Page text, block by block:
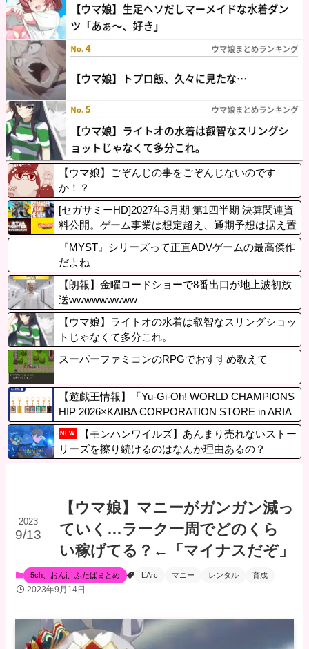
【ウマ娘】ごぞんじの事をごぞんじないのです
か！？
[セガサミーHD]2027年3月期 第1四半期 決算関連資
料公開。ゲーム事業は想定超え、通期予想は据え置
き
『MYST』シリーズって正直ADVゲームの最高傑作
だよね
【朗報】金曜ロードショーで8番出口が地上波初放
送wwwwwwwww
【ウマ娘】ライトオの水着は叡智なスリングショッ
トじゃなくて多分これ。
スーパーファミコンのRPGでおすすめ教えて
【遊戯王情報】「Yu-Gi-Oh! WORLD CHAMPIONS
HIP 2026×KAIBA CORPORATION STORE in ARIA
KE」販売グッズ公開！
NEW
【モンハンワイルズ】あんまり売れないストー
リーズを擦り続けるのはなんか理由あるの？
【ウマ娘】マニーがガンガン減っ
ていく…ラーク一周でどのくら
い稼げてる？←「マイナスだぞ」
2023
9/13
5ch、おんj、ふたばまとめ L’Arc マニー レンタル 育成
2023年9月14日